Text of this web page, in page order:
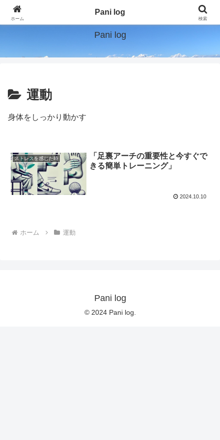
"半世紀の歩みから学ぶ：自在に生きる、自由に笑う。"
Pani log
運動
身体をしっかり動かす
ストレスを感じた時
「足裏アーチの重要性と今すぐで
きる簡単トレーニング」
2024.10.10
ホーム 運動
Pani log
© 2024 Pani log.
ホーム
Pani log
検索